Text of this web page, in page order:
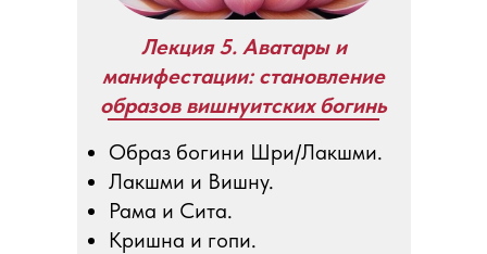
Лекция 5. Аватары и
манифестации: становление
образов вишнуитских богинь
Образ богини Шри/Лакшми.
Лакшми и Вишну.
Рама и Сита.
Кришна и гопи.